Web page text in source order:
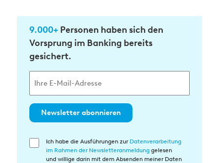
9.000+ Personen haben sich den
Vorsprung im Banking bereits
gesichert.
Newsletter abonnieren
Einwilligung
Ich habe die Ausführungen zur Datenverarbeitung
im Rahmen der Newsletteranmeldung gelesen
und willige darin mit dem Absenden meiner Daten